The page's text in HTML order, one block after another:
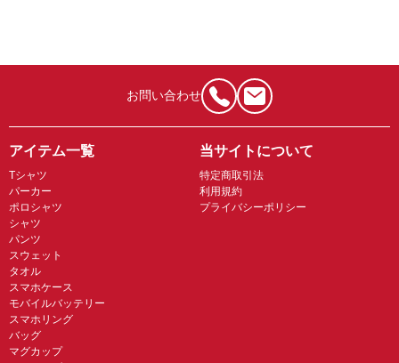
お問い合わせ
アイテム一覧
Tシャツ
パーカー
ポロシャツ
シャツ
パンツ
スウェット
タオル
スマホケース
モバイルバッテリー
スマホリング
バッグ
マグカップ
当サイトについて
特定商取引法
利用規約
プライバシーポリシー